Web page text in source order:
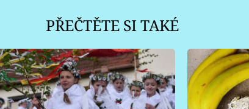
PŘEČTĚTE SI TAKÉ